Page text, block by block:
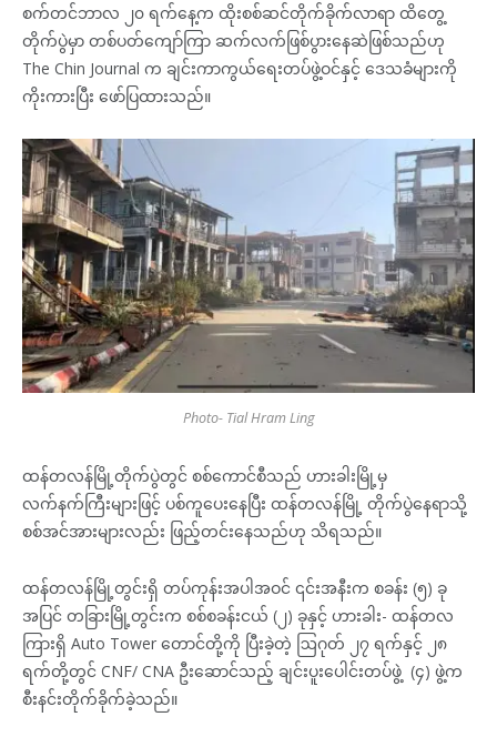
စက်တင်ဘာလ ၂၀ ရက်နေ့က ထိုးစစ်ဆင်တိုက်ခိုက်လာရာ ထိတွေ့
တိုက်ပွဲမှာ တစ်ပတ်ကျော်ကြာ ဆက်လက်ဖြစ်ပွားနေဆဲဖြစ်သည်ဟု
The Chin Journal က ချင်းကာကွယ်ရေးတပ်ဖွဲ့ဝင်နှင့် ဒေသခံများကို
ကိုးကားပြီး ဖော်ပြထားသည်။
Photo- Tial Hram Ling
ထန်တလန်မြို့တိုက်ပွဲတွင် စစ်ကောင်စီသည် ဟားခါးမြို့မှ
လက်နက်ကြီးများဖြင့် ပစ်ကူပေးနေပြီး ထန်တလန်မြို့ တိုက်ပွဲနေရာသို့
စစ်အင်အားများလည်း ဖြည့်တင်းနေသည်ဟု သိရသည်။
ထန်တလန်မြို့တွင်းရှိ တပ်ကုန်းအပါအဝင် ၎င်းအနီးက စခန်း (၅) ခု
အပြင် တခြားမြို့တွင်းက စစ်စခန်းငယ် (၂) ခုနှင့် ဟားခါး- ထန်တလ
ကြားရှိ Auto Tower တောင်တို့ကို ပြီးခဲ့တဲ့ ဩဂုတ် ၂၇ ရက်နှင့် ၂၈
ရက်တို့တွင် CNF/ CNA ဦးဆောင်သည့် ချင်းပူးပေါင်းတပ်ဖွဲ့ (၄) ဖွဲ့က
စီးနင်းတိုက်ခိုက်ခဲ့သည်။